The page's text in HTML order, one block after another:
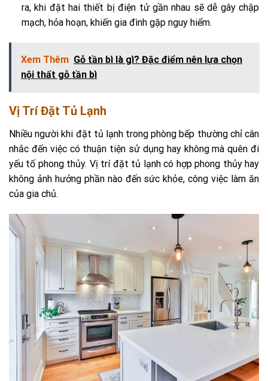
ra, khi đặt hai thiết bị điện tử gần nhau sẽ dễ gây chập
mạch, hỏa hoạn, khiến gia đình gặp nguy hiểm.
Xem Thêm Gỗ tần bì là gì? Đặc điểm nên lựa chọn
nội thất gỗ tần bì
Vị Trí Đặt Tủ Lạnh
Nhiều người khi đặt tủ lạnh trong phòng bếp thường chỉ cân
nhắc đến việc có thuận tiện sử dụng hay không mà quên đi
yếu tố phong thủy. Vị trí đặt tủ lạnh có hợp phong thủy hay
không ảnh hưởng phần nào đến sức khỏe, công việc làm ăn
của gia chủ.